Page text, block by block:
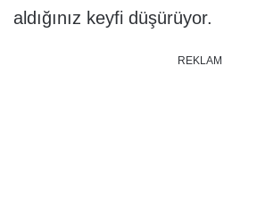
aldığınız keyfi düşürüyor.
REKLAM